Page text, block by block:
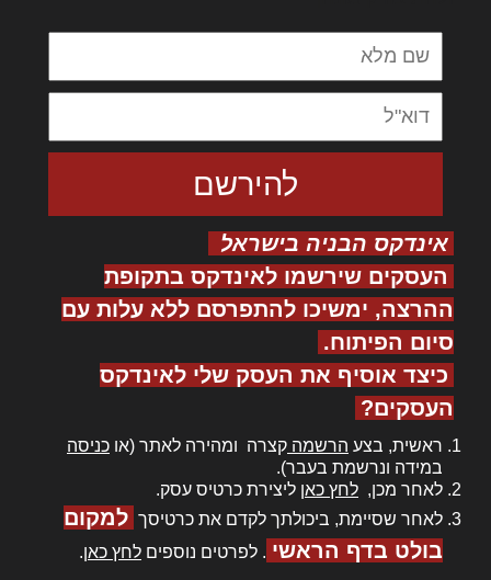
אינדקס הבניה בישראל
העסקים שירשמו לאינדקס בתקופת
ההרצה, ימשיכו להתפרסם ללא עלות עם
סיום הפיתוח.
כיצד אוסיף את העסק שלי לאינדקס
העסקים?
ראשית, בצע הרשמה קצרה ומהירה לאתר (או כניסה
במידה ונרשמת בעבר).
לאחר מכן, לחץ כאן ליצירת כרטיס עסק.
לאחר שסיימת, ביכולתך לקדם את כרטיסך למקום
בולט בדף הראשי . לפרטים נוספים לחץ כאן.